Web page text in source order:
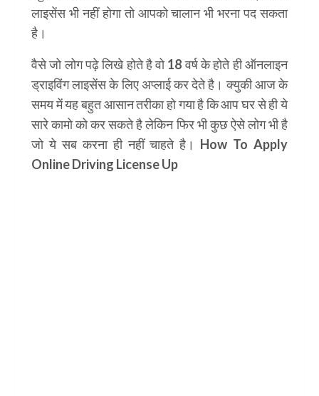
लाइसेंस भी नहीं होगा तो आपको चालान भी भरना पद सकता
है।
वैसे जो लोग पढ़े लिखे होते है वो 18 वर्ष के होते ही ऑनलाइन
ड्राइविंग लाइसेंस के लिए अप्लाई कर देते है। क्युकी आज के
समय में यह बहुत आसान तरीका हो गया है कि आप घर से ही ये
सारे कामो को कर सकते है लेकिन फिर भी कुछ ऐसे लोग भी है
जो ये सब करना ही नहीं चाहते है। How To Apply
Online Driving License Up